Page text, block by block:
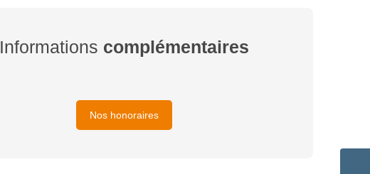
Informations complémentaires
Nos honoraires